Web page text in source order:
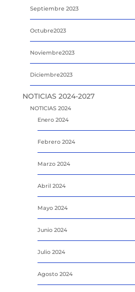
Septiembre 2023
Octubre2023
Noviembre2023
Diciembre2023
NOTICIAS 2024-2027
NOTICIAS 2024
Enero 2024
Febrero 2024
Marzo 2024
Abril 2024
Mayo 2024
Junio 2024
Julio 2024
Agosto 2024